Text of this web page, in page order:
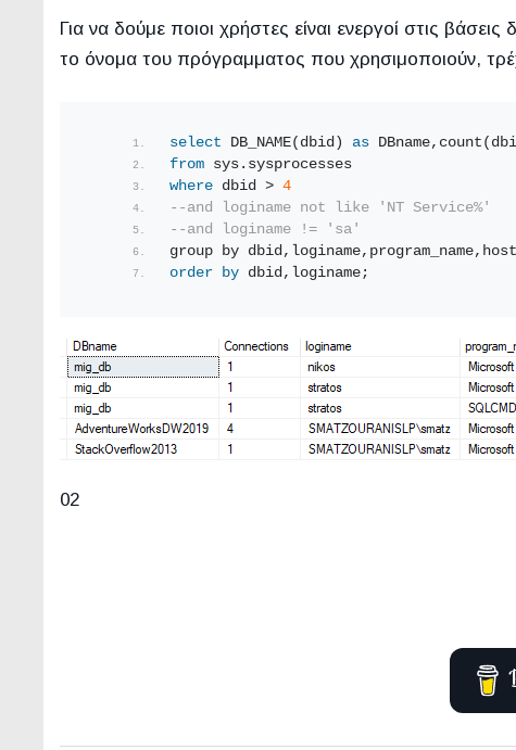
Για να δούμε ποιοι χρήστες είναι ενεργοί στις
το όνομα του πρόγραμματος που χρησιμοποιούν,
select DB_NAME(dbid) as
from sys.sysprocesses
where dbid > 4
--and loginame not like 'NT Service%'
--and loginame != 'sa'
group by
order by dbid,loginame;
02